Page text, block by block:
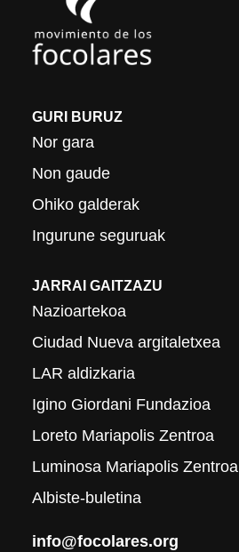
GURI BURUZ
Nor gara
Non gaude
Ohiko galderak
Ingurune seguruak
JARRAI GAITZAZU
Nazioartekoa
Ciudad Nueva argitaletxea
LAR aldizkaria
Igino Giordani Fundazioa
Loreto Mariapolis Zentroa
Luminosa Mariapolis Zentroa
Albiste-buletina
info@focolares.org